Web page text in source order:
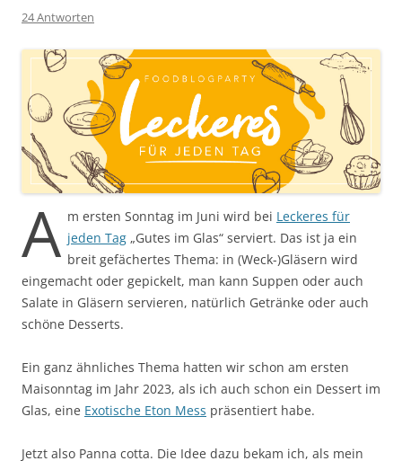
24 Antworten
A m ersten Sonntag im Juni wird bei Leckeres für
jeden Tag „Gutes im Glas“ serviert. Das ist ja ein
breit gefächertes Thema: in (Weck-)Gläsern wird
eingemacht oder gepickelt, man kann Suppen oder auch
Salate in Gläsern servieren, natürlich Getränke oder auch
schöne Desserts.
Ein ganz ähnliches Thema hatten wir schon am ersten
Maisonntag im Jahr 2023, als ich auch schon ein Dessert im
Glas, eine Exotische Eton Mess präsentiert habe.
Jetzt also Panna cotta. Die Idee dazu bekam ich, als mein